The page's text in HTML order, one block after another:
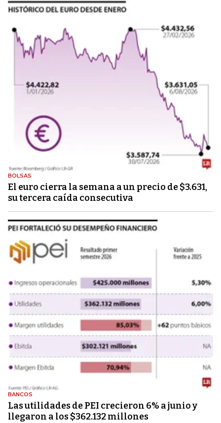
BOLSAS
El euro cierra la semana a un precio de $3.631,
su tercera caída consecutiva
BANCOS
Las utilidades de PEI crecieron 6% a junio y
llegaron a los $362.132 millones